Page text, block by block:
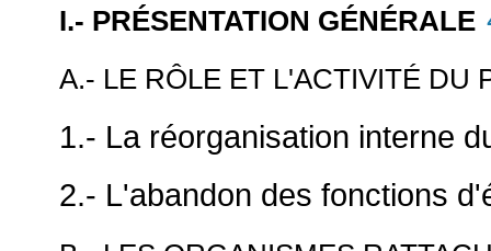
I.- PRÉSENTATION GÉNÉRALE
A.- LE RÔLE ET L'ACTIVITÉ DU
1.- La réorganisation interne
2.- L'abandon des fonctions